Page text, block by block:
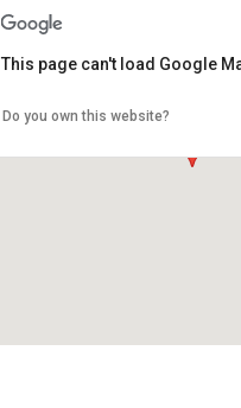
업체명::연산네오스
: 부산 연제구 안연로7번길 62(
This page can't load Google
Do you own this website?